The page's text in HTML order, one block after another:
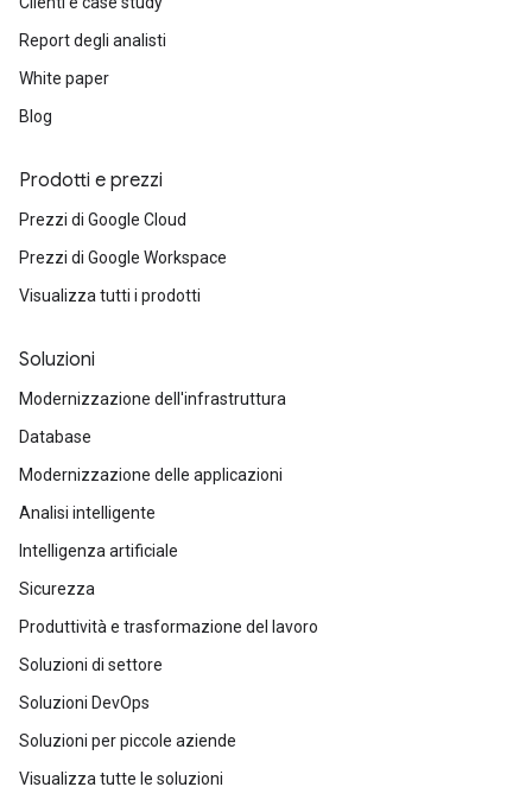
Report degli analisti
White paper
Blog
Prodotti e prezzi
Prezzi di Google Cloud
Prezzi di Google Workspace
Visualizza tutti i prodotti
Soluzioni
Modernizzazione dell'infrastruttura
Database
Modernizzazione delle applicazioni
Analisi intelligente
Intelligenza artificiale
Sicurezza
Produttività e trasformazione del lavoro
Soluzioni di settore
Soluzioni DevOps
Soluzioni per piccole aziende
Visualizza tutte le soluzioni